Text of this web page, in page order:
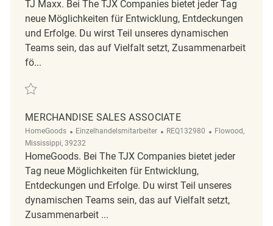
TJ Maxx. Bei The TJX Companies bietet jeder Tag
neue Möglichkeiten für Entwicklung, Entdeckungen
und Erfolge. Du wirst Teil unseres dynamischen
Teams sein, das auf Vielfalt setzt, Zusammenarbeit
fö...
Retten Merchandise Associate - Summer REQ115939
MERCHANDISE SALES ASSOCIATE
HomeGoods Kategorie
Einzelhandelsmitarbeiter ReqId
REQ132980 Ort
Flowood,
Mississippi, 39232
HomeGoods. Bei The TJX Companies bietet jeder
Tag neue Möglichkeiten für Entwicklung,
Entdeckungen und Erfolge. Du wirst Teil unseres
dynamischen Teams sein, das auf Vielfalt setzt,
Zusammenarbeit ...